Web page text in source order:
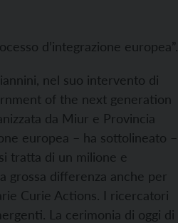
d’integrazione europea”.
nel suo intervento di
of the next generation
da Miur e Provincia
europea – ha sottolineato –
tratta di un milione e
grossa differenza anche per
Curie Actions. I ricercatori
La cerimonia di oggi di